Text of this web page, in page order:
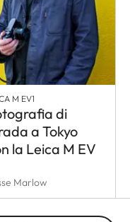
M EV1
di
a Tokyo
la Leica M EV
Marlow